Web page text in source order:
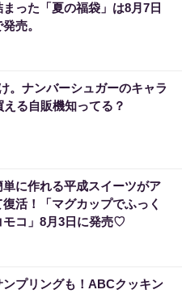
った「夏の福袋」は8月7日
売。
。ナンバーシュガーのキャラ
える自販機知ってる？
に作れる平成スイーツがア
活！「マグカップでふっく
モコ」8月3日に発売♡
プリングも！ABCクッキン